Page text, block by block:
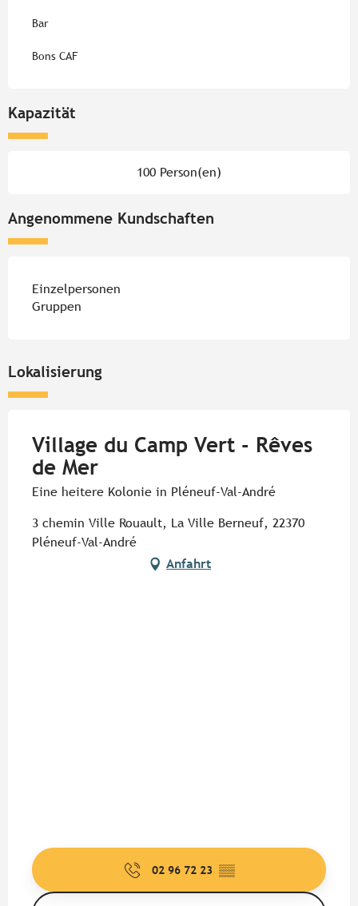
Bar
Bons CAF
Kapazität
100 Person(en)
Angenommene Kundschaften
Einzelpersonen
Gruppen
Lokalisierung
Village du Camp Vert - Rêves
de Mer
Eine heitere Kolonie in Pléneuf-Val-André
3 chemin Ville Rouault, La Ville Berneuf, 22370
Pléneuf-Val-André
Anfahrt
02 96 72 23 ▒▒